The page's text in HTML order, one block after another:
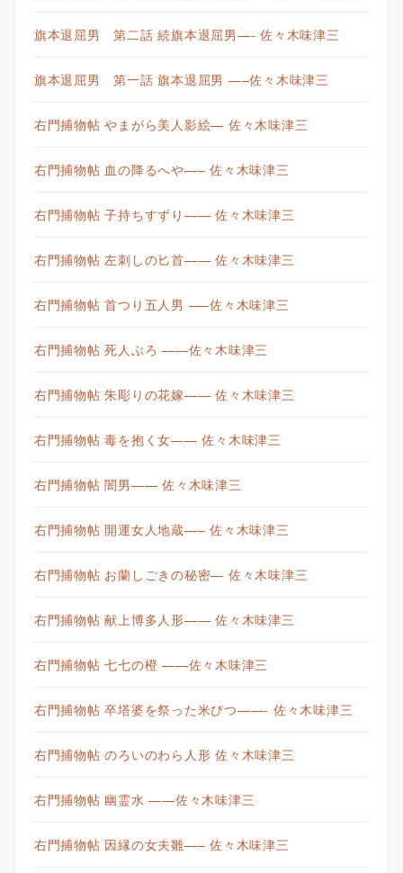
旗本退屈男 第二話 続旗本退屈男—- 佐々木味津三
旗本退屈男 第一話 旗本退屈男 —–佐々木味津三
右門捕物帖 やまがら美人影絵— 佐々木味津三
右門捕物帖 血の降るへや—– 佐々木味津三
右門捕物帖 子持ちすずり—— 佐々木味津三
右門捕物帖 左刺しの匕首—— 佐々木味津三
右門捕物帖 首つり五人男 —–佐々木味津三
右門捕物帖 死人ぶろ ——佐々木味津三
右門捕物帖 朱彫りの花嫁—— 佐々木味津三
右門捕物帖 毒を抱く女—— 佐々木味津三
右門捕物帖 闇男—— 佐々木味津三
右門捕物帖 開運女人地蔵—– 佐々木味津三
右門捕物帖 お蘭しごきの秘密— 佐々木味津三
右門捕物帖 献上博多人形—— 佐々木味津三
右門捕物帖 七七の橙 ——佐々木味津三
右門捕物帖 卒塔婆を祭った米びつ——- 佐々木味津三
右門捕物帖 のろいのわら人形 佐々木味津三
右門捕物帖 幽霊水 ——佐々木味津三
右門捕物帖 因縁の女夫雛—– 佐々木味津三